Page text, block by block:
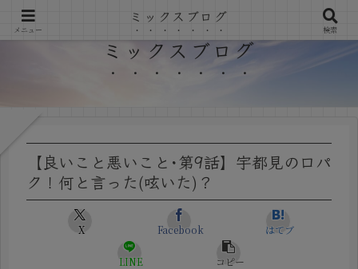
ミックスブログ
【良いこと悪いこと･第9話】宇都見の口パ
ク！何と言った(呟いた)？
X Facebook はてブ
LINE コピー
メニュー
ミックスブログ
検索